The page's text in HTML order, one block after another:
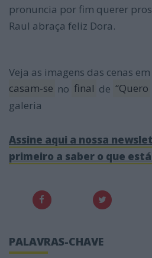
pronuncia por fim querer
Raul abraça feliz Dora.
Veja as imagens das cenas
casam-se no final de “Quero
galeria
Assine aqui a nossa
primeiro a saber o que
PALAVRAS-CHAVE